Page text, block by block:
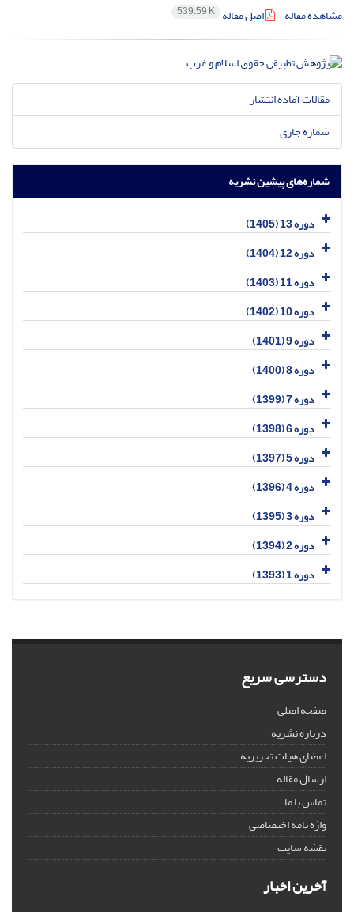
مشاهده مقاله
اصل مقاله 539.59 K
مقالات آماده انتشار
شماره جاری
شماره‌های پیشین نشریه
دوره 13 (1405)
دوره 12 (1404)
دوره 11 (1403)
دوره 10 (1402)
دوره 9 (1401)
دوره 8 (1400)
دوره 7 (1399)
دوره 6 (1398)
دوره 5 (1397)
دوره 4 (1396)
دوره 3 (1395)
دوره 2 (1394)
دوره 1 (1393)
دسترسی سریع
صفحه اصلی
درباره نشریه
اعضای هیات تحریریه
ارسال مقاله
تماس با ما
واژه نامه اختصاصی
نقشه سایت
آخرین اخبار